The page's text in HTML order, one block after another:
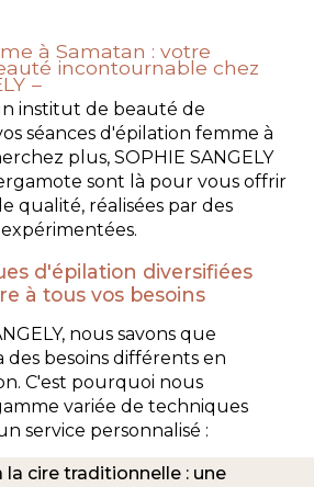
à Samatan : votre
incontournable chez
institut de beauté de
séances d'épilation femme à
plus, SOPHIE SANGELY
sont là pour vous offrir
qualité, réalisées par des
d'épilation diversifiées
à tous vos besoins
nous savons que
besoins différents en
C'est pourquoi nous
variée de techniques
service personnalisé :
la cire traditionnelle : une